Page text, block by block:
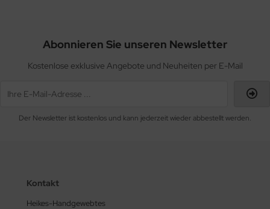
Abonnieren Sie unseren Newsletter
Kostenlose exklusive Angebote und Neuheiten per E-Mail
Der Newsletter ist kostenlos und kann jederzeit wieder abbestellt werden.
Kontakt
Heikes-Handgewebtes